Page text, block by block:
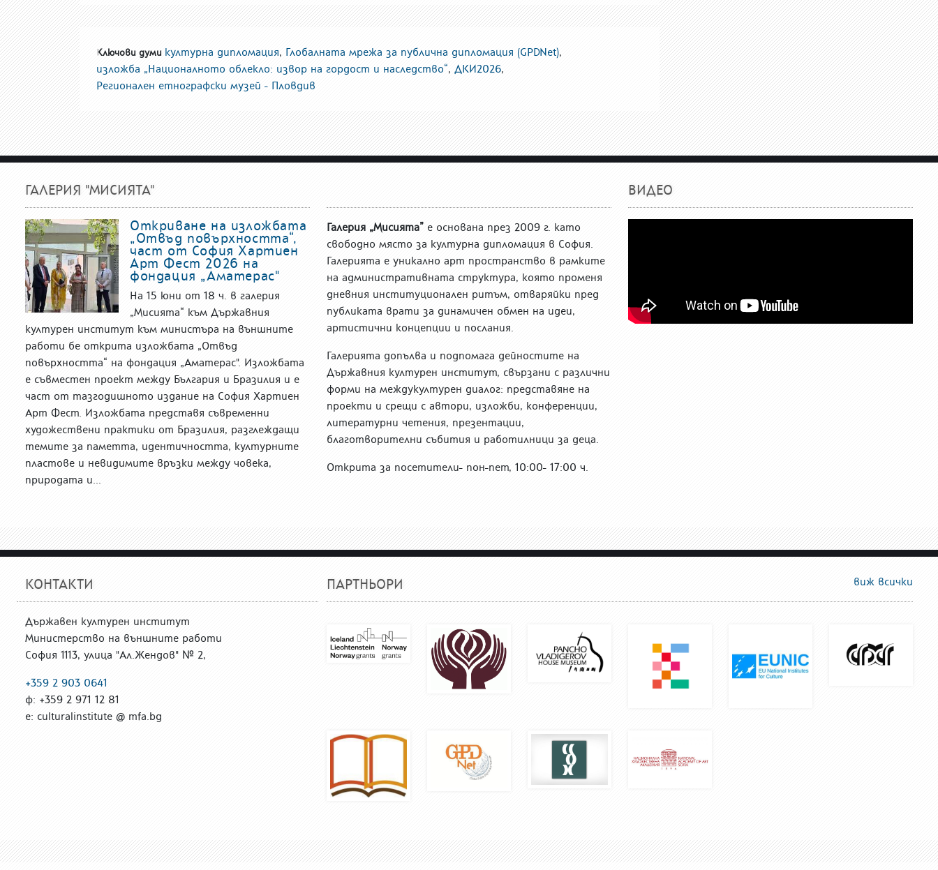
Ключови думи културна дипломация, Глобалната мрежа за публична дипломация (GPDNet),
изложба „Националното облекло: извор на гордост и наследство“, ДКИ2026,
Регионален етнографски музей - Пловдив
ГАЛЕРИЯ "МИСИЯТА"
Откриване на изложбата
„Отвъд повърхността“,
част от София Хартиен
Арт Фест 2026 на
фондация „Аматерас"
На 15 юни от 18 ч. в галерия
„Мисията“ към Държавния
културен институт към министъра на външните
работи бе открита изложбата „Отвъд
повърхността“ на фондация „Аматерас". Изложбата
е съвместен проект между България и Бразилия и е
част от тазгодишното издание на София Хартиен
Арт Фест. Изложбата представя съвременни
художествени практики от Бразилия, разглеждащи
темите за паметта, идентичността, културните
пластове и невидимите връзки между човека,
природата и...
Галерия „Мисията” е основана през 2009 г. като
свободно място за културна дипломация в София.
Галерията е уникално арт пространство в рамките
на административната структура, която променя
дневния институционален ритъм, отваряйки пред
публиката врати за динамичен обмен на идеи,
артистични концепции и послания.
Галерията допълва и подпомага дейностите на
Държавния културен институт, свързани с различни
форми на междукултурен диалог: представяне на
проекти и срещи с автори, изложби, конференции,
литературни четения, презентации,
благотворителни събития и работилници за деца.
Открита за посетители- пон-пет, 10:00- 17:00 ч.
ВИДЕО
КОНТАКТИ
Държавен културен институт
Министерство на външните работи
София 1113, улица "Ал.Жендов" № 2,
+359 2 903 0641
ф: +359 2 971 12 81
е: culturalinstitute @ mfa.bg
ПАРТНЬОРИ виж всички